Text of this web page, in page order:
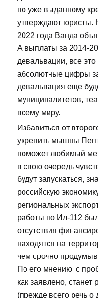
по уже выданному
утверждают юристы.
2022 года Ванда
А выплаты за 2014-
девальвации, все
абсолютные цифры
девальвация еще
муниципалитетов,
всему миру.
Избавиться от
укрепить мышцы
поможет любимый
в свою очередь
будут запускаться,
российскую
региональных
работы по Ил-112
отсутствия
находятся на
чем срочно
По его мнению, с
как заявлено,
(прежде всего речь